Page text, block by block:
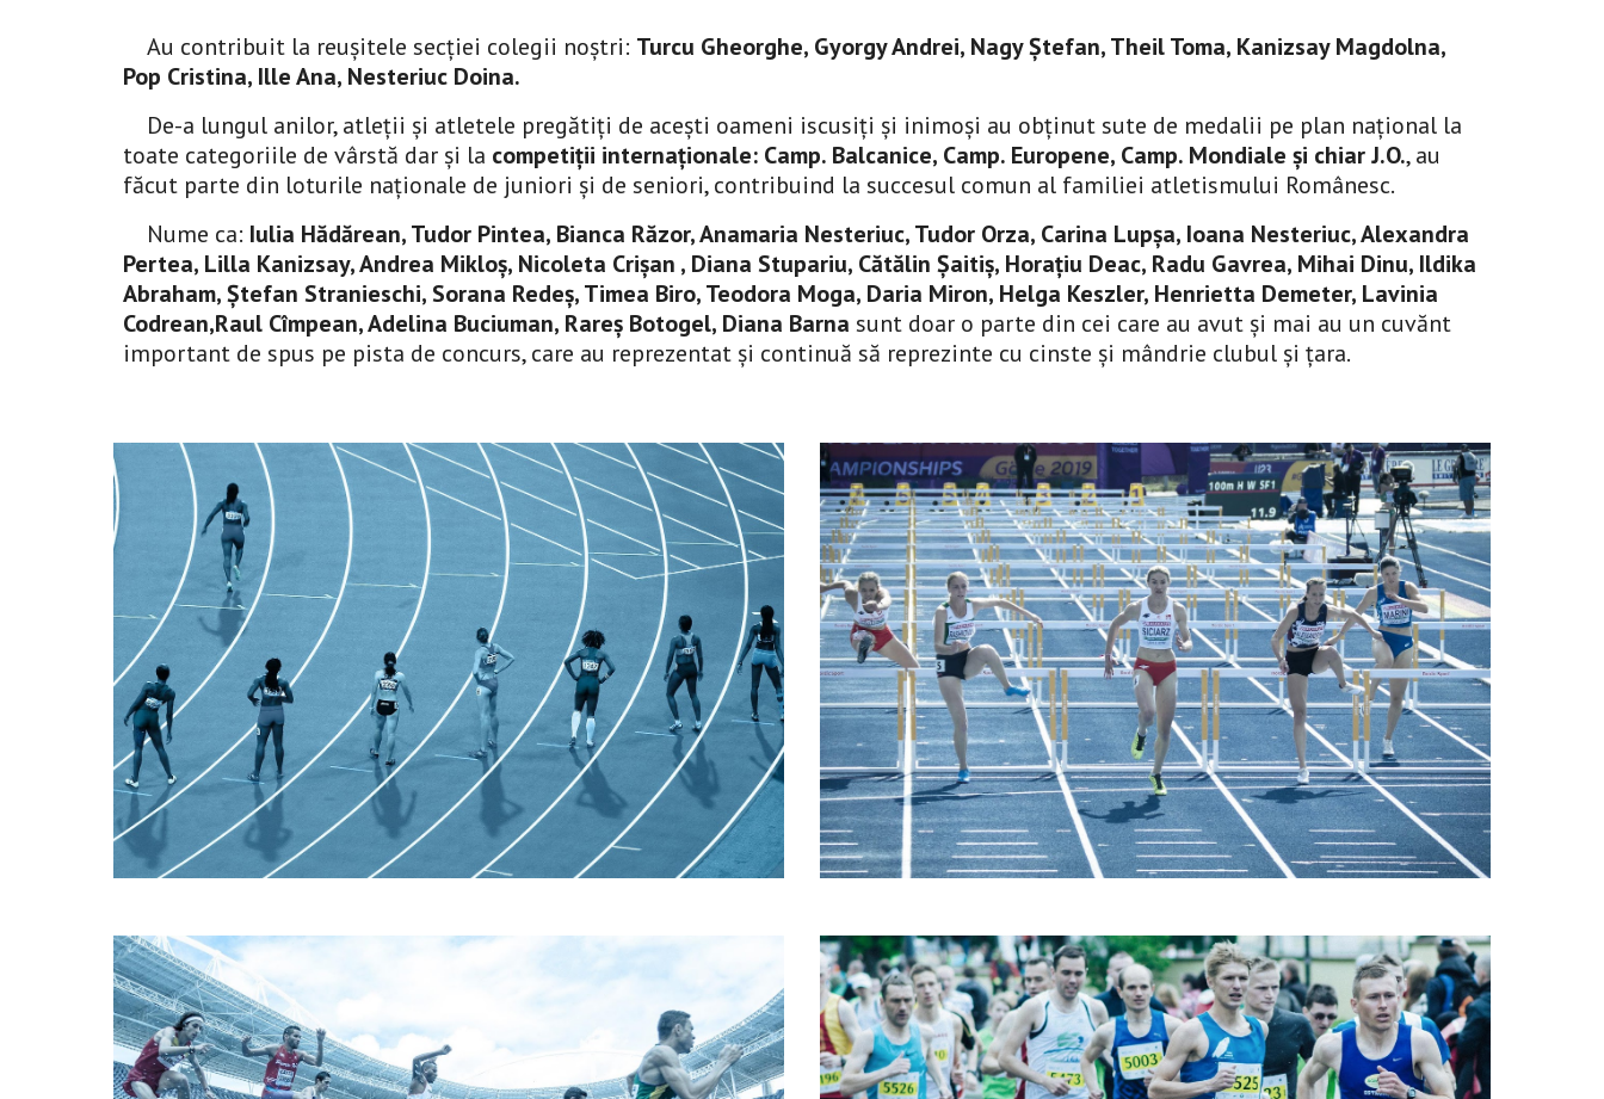
Au contribuit la reușitele secției colegii noștri: Turcu Gheorghe, Gyorgy Andrei, Nagy Ștefan, Theil Toma, Kanizsay Magdolna,
Pop Cristina, Ille Ana, Nesteriuc Doina.
De-a lungul anilor, atleții și atletele pregătiți de acești oameni iscusiți și inimoși au obținut sute de medalii pe plan național la
toate categoriile de vârstă dar și la competiții internaționale: Camp. Balcanice, Camp. Europene, Camp. Mondiale și chiar J.O., au
făcut parte din loturile naționale de juniori și de seniori, contribuind la succesul comun al familiei atletismului Românesc.
Nume ca: Iulia Hădărean, Tudor Pintea, Bianca Răzor, Anamaria Nesteriuc, Tudor Orza, Carina Lupșa, Ioana Nesteriuc, Alexandra
Pertea, Lilla Kanizsay, Andrea Mikloș, Nicoleta Crișan , Diana Stupariu, Cătălin Șaitiș, Horațiu Deac, Radu Gavrea, Mihai Dinu, Ildika
Abraham, Ștefan Stranieschi, Sorana Redeș, Timea Biro, Teodora Moga, Daria Miron, Helga Keszler, Henrietta Demeter, Lavinia
Codrean,Raul Cîmpean, Adelina Buciuman, Rareș Botogel, Diana Barna sunt doar o parte din cei care au avut și mai au un cuvănt
important de spus pe pista de concurs, care au reprezentat și continuă să reprezinte cu cinste și mândrie clubul și țara.